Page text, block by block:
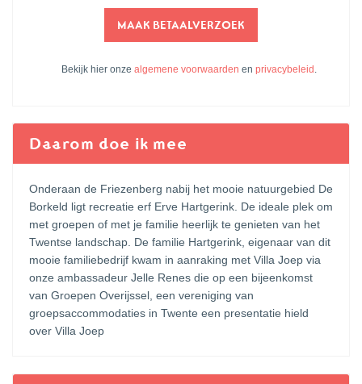
MAAK BETAALVERZOEK
Bekijk hier onze algemene voorwaarden en privacybeleid .
Daarom doe ik mee
Onderaan de Friezenberg nabij het mooie natuurgebied De
Borkeld ligt recreatie erf Erve Hartgerink. De ideale plek om
met groepen of met je familie heerlijk te genieten van het
Twentse landschap. De familie Hartgerink, eigenaar van dit
mooie familiebedrijf kwam in aanraking met Villa Joep via
onze ambassadeur Jelle Renes die op een bijeenkomst
van Groepen Overijssel, een vereniging van
groepsaccommodaties in Twente een presentatie hield
over Villa Joep